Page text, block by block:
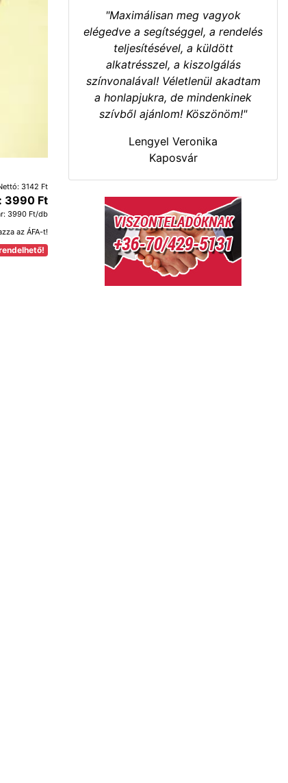
3142 Ft
3990 Ft
3990 Ft/db
az ÁFA-t!
"Maximálisan meg vagyok
elégedve a segítséggel, a rendelés
teljesítésével, a küldött
alkatrésszel, a kiszolgálás
színvonalával! Véletlenül akadtam
a honlapjukra, de mindenkinek
szívből ajánlom! Köszönöm!"
Lengyel Veronika
Kaposvár